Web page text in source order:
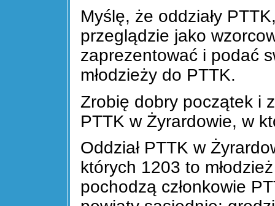
Myślę, że oddziały
przeglądzie jako
zaprezentować i podać
młodzieży do PTTK.
Zrobię dobry początek i
PTTK w Żyrardowie, w
Oddział PTTK w
których 1203 to
pochodzą członkowie